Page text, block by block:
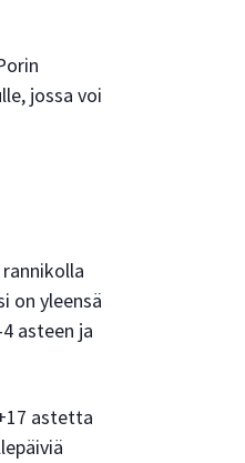
jossa voi
on yleensä
asteen ja
astetta